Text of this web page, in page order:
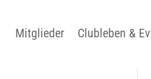
Mitglieder Clubleben &